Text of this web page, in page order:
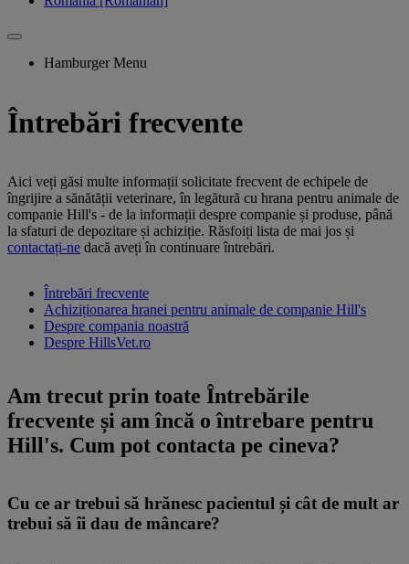
Hamburger Menu
Întrebări frecvente
Aici veți găsi multe informații solicitate frecvent de echipele de
îngrijire a sănătății veterinare, în legătură cu hrana pentru animale de
companie Hill's - de la informații despre companie și produse, până
la sfaturi de depozitare și achiziție. Răsfoiți lista de mai jos și
contactați-ne dacă aveți în continuare întrebări.
Întrebări frecvente
Achiziționarea hranei pentru animale de companie Hill's
Despre compania noastră
Despre HillsVet.ro
Am trecut prin toate Întrebările
frecvente și am încă o întrebare pentru
Hill's. Cum pot contacta pe cineva?
Cu ce ar trebui să hrănesc pacientul și cât de mult ar
trebui să îi dau de mâncare?